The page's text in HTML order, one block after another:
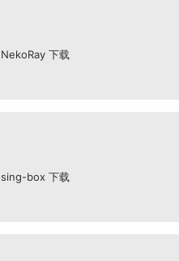
NekoRay 下载
sing-box 下载